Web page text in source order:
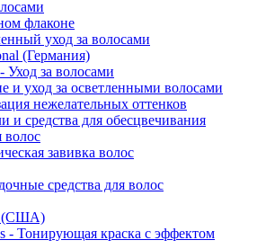
флаконе
уход за волосами
(Германия)
Уход за волосами
и уход за осветленными волосами
нежелательных оттенков
и средства для обесцвечивания
волос
завивка волос
средства для волос
(США)
- Тонирующая краска с эффектом